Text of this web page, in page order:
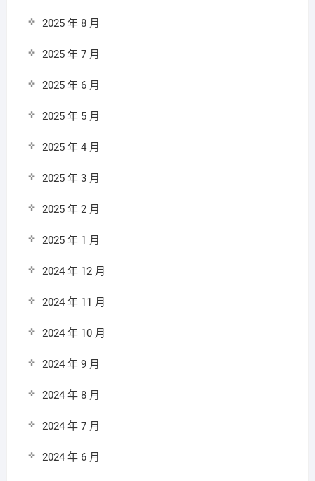
2025 年 8 月
2025 年 7 月
2025 年 6 月
2025 年 5 月
2025 年 4 月
2025 年 3 月
2025 年 2 月
2025 年 1 月
2024 年 12 月
2024 年 11 月
2024 年 10 月
2024 年 9 月
2024 年 8 月
2024 年 7 月
2024 年 6 月